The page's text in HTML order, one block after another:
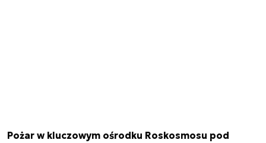
Pożar w kluczowym ośrodku Roskosmosu pod